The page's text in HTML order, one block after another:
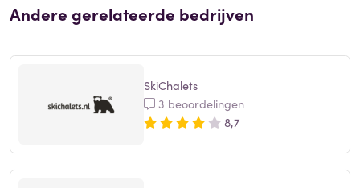
Andere gerelateerde bedrijven
SkiChalets
3 beoordelingen
8,7